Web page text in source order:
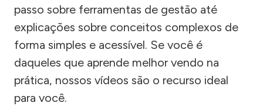
passo sobre ferramentas de gestão até
explicações sobre conceitos complexos de
forma simples e acessível. Se você é
daqueles que aprende melhor vendo na
prática, nossos vídeos são o recurso ideal
para você.